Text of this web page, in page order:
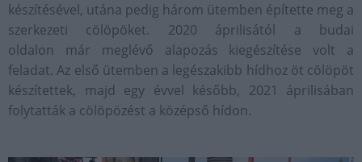
készítésével, utána pedig három ütemben építette meg a
szerkezeti cölöpöket. 2020 áprilisától a budai
oldalon már meglévő alapozás kiegészítése volt a
feladat. Az első ütemben a legészakibb hídhoz öt cölöpöt
készítettek, majd egy évvel később, 2021 áprilisában
folytatták a cölöpözést a középső hídon.